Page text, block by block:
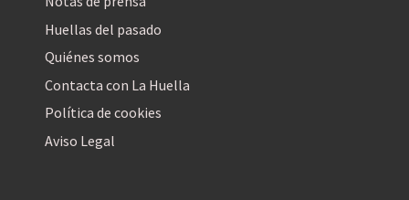
Huellas del pasado
Quiénes somos
Contacta con La Huella
Política de cookies
Aviso Legal